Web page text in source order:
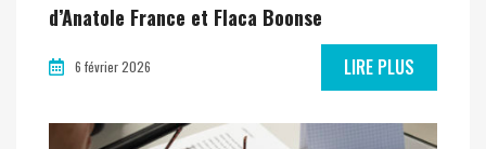
d’Anatole France et Flaca Boonse
6 février 2026 LIRE PLUS